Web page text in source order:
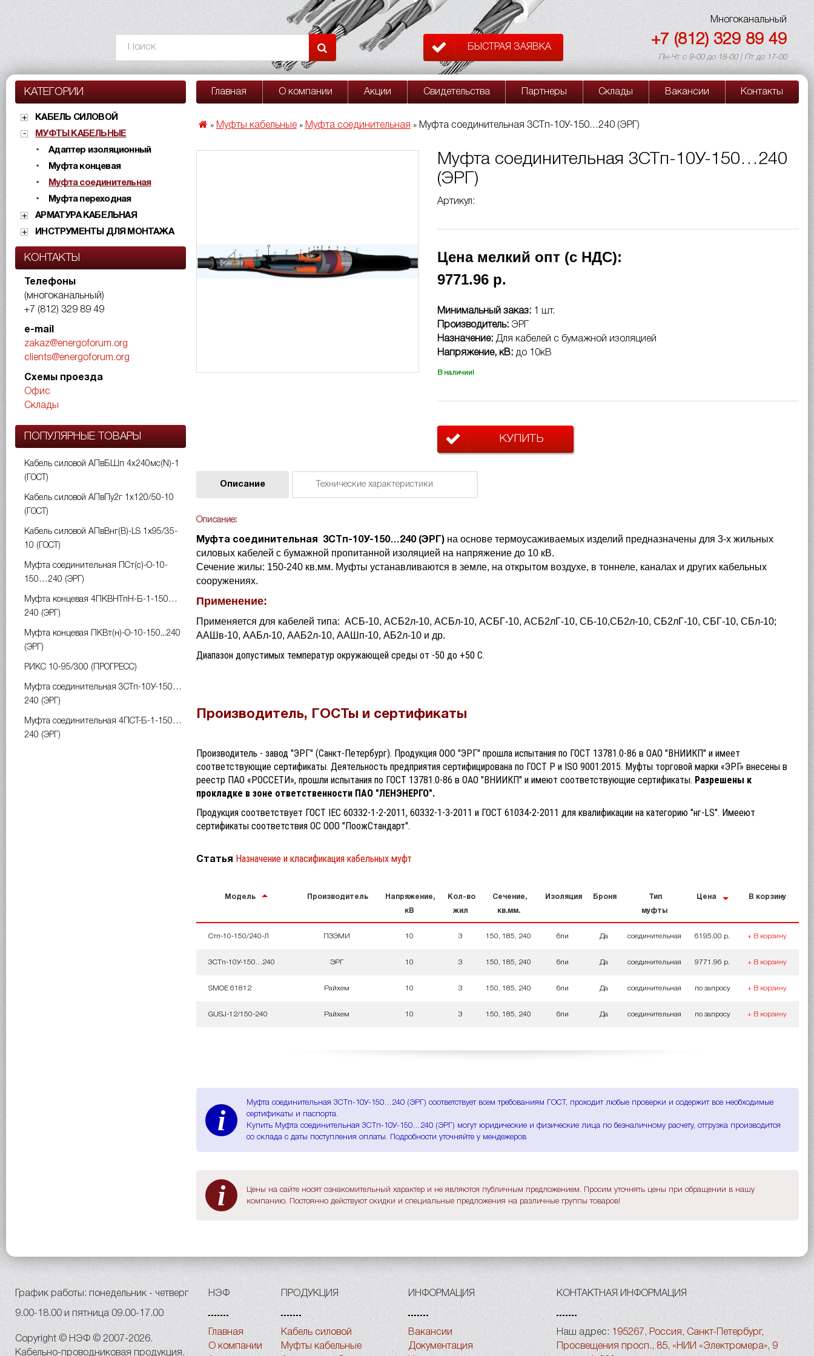
БЫСТРАЯ ЗАЯВКА
Многоканальный
+7 (812) 329 89 49
Пн-Чт с 9-00 до 18-00 | Пт до 17-00
КАТЕГОРИИ
КАБЕЛЬ СИЛОВОЙ
МУФТЫ КАБЕЛЬНЫЕ
Адаптер изоляционный
Муфта концевая
Муфта соединительная
Муфта переходная
АРМАТУРА КАБЕЛЬНАЯ
ИНСТРУМЕНТЫ ДЛЯ МОНТАЖА
КОНТАКТЫ
Телефоны
(многоканальный)
+7 (812) 329 89 49
e-mail
zakaz@energoforum.org
clients@energoforum.org
Схемы проезда
Офис
Склады
ПОПУЛЯРНЫЕ ТОВАРЫ
Кабель силовой АПвБШп 4х240мс(N)-1
(ГОСТ)
Кабель силовой АПвПу2г 1х120/50-10
(ГОСТ)
Кабель силовой АПвВнг(B)-LS 1х95/35-
10 (ГОСТ)
Муфта соединительная ПСт(с)-О-10-
150…240 (ЭРГ)
Муфта концевая 4ПКВНТпН-Б-1-150…
240 (ЭРГ)
Муфта концевая ПКВт(н)-О-10-150...240
(ЭРГ)
РИКС 10-95/300 (ПРОГРЕСС)
Муфта соединительная 3СТп-10У-150…
240 (ЭРГ)
Муфта соединительная 4ПСТ-Б-1-150…
240 (ЭРГ)
Главная О компании Акции Свидетельства Партнеры Склады Вакансии Контакты
» Муфты кабельные» Муфта соединительная » Муфта соединительная 3СТп-10У-150…240 (ЭРГ)
Муфта соединительная 3СТп-10У-150…240
(ЭРГ)
Артикул:
Цена мелкий опт (с НДС):
9771.96 р.
Минимальный заказ: 1 шт.
Производитель: ЭРГ
Назначение: Для кабелей с бумажной изоляцией
Напряжение, кВ: до 10кВ
В наличии!
КУПИТЬ
Описание Технические характеристики
Описание:
Муфта соединительная 3СТп-10У-150…240 (ЭРГ)на основе термоусаживаемых изделий предназначены для 3-х жильных
силовых кабелей с бумажной пропитанной изоляцией на напряжение до 10 кВ.
Сечение жилы: 150-240 кв.мм. Муфты устанавливаются в земле, на открытом воздухе, в тоннеле, каналах и других кабельных
сооружениях.
Применение:
Применяется для кабелей типа: АСБ-10, АСБ2л-10, АСБл-10, АСБГ-10, АСБ2лГ-10, СБ-10,СБ2л-10, СБ2лГ-10, СБГ-10, СБл-10;
ААШв-10, ААБл-10, ААБ2л-10, ААШп-10, АБ2л-10 и др.
Диапазон допустимых температур окружающей среды от -50 до +50 C.
Производитель, ГОСТы и сертификаты
Производитель - завод "ЭРГ" (Санкт-Петербург). Продукция ООО "ЭРГ" прошла испытания по ГОСТ 13781.0-86 в ОАО "ВНИИКП" и имеет
соответствующие сертификаты. Деятельность предприятия сертифицирована по ГОСТ Р и ISO 9001:2015. Муфты торговой марки «ЭРГ» внесены в
реестр ПАО «РОССЕТИ», прошли испытания по ГОСТ 13781.0-86 в ОАО "ВНИИКП" и имеют соответствующие сертификаты. Разрешены к
прокладке в зоне ответственности ПАО "ЛЕНЭНЕРГО".
Продукция соответствует ГОСТ IEC 60332-1-2-2011, 60332-1-3-2011 и ГОСТ 61034-2-2011 для квалификации на категорию "нг-LS". Имееют
сертификаты соответствия ОС ООО "ПоожСтандарт".
Статья Назначение и класификация кабельных муфт
Модель Производитель Напряжение,
кВ
Кол-во
жил
Сечение,
кв.мм.
Изоляция Броня Тип
муфты
Цена В корзину
Стп-10-150/240-Л ПЗЭМИ 10 3 150, 185, 240 бпи Да соединительная 6195.00 р. + В корзину
3СТп-10У-150…240 ЭРГ 10 3 150, 185, 240 бпи Да соединительная 9771.96 р. + В корзину
SMOE 61812 Райхем 10 3 150, 185, 240 бпи Да соединительная по запросу + В корзину
GUSJ-12/150-240 Райхем 10 3 150, 185, 240 бпи Да соединительная по запросу + В корзину
i
Муфта соединительная 3СТп-10У-150…240 (ЭРГ) соответствует всем требованиям ГОСТ, проходит любые проверки и содержит все необходимые
сертификаты и паспорта.
Купить Муфта соединительная 3СТп-10У-150…240 (ЭРГ) могут юридические и физические лица по безналичному расчету, отгрузка производится
со склада с даты поступления оплаты. Подробности уточняйте у мендежеров
i
Цены на сайте носят ознакомительный характер и не являются публичным предложением. Просим уточнять цены при обращении в нашу
компанию. Постоянно действуют скидки и специальные предложения на различные группы товаров!
НЭФ
Главная
О компании
ПРОДУКЦИЯ
Кабель силовой
Муфты кабельные
ИНФОРМАЦИЯ
Вакансии
Документация
КОНТАКТНАЯ ИНФОРМАЦИЯ
Наш адрес: 195267, Россия, Санкт-Петербург,
Просвещения просп., 85, «НИИ «Электромера», 9
График работы: понедельник - четверг
9.00-18.00 и пятница 09.00-17.00
Copyright © НЭФ © 2007-2026.
Кабельно-проводниковая продукция.